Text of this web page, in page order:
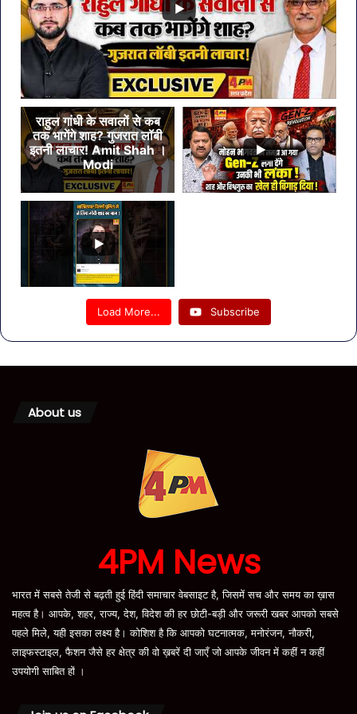
राहुल गांधी के सवालों से कब
तक भागेंगे शाह? गुजरात लॉबी
इतनी लाचार! Amit Shah ।
Modi
Load More... Subscribe
About us
4PM News
भारत में सबसे तेजी से बढ़ती हुई हिंदी समाचार वेबसाइट है, जिसमें सच और समय का ख़ास
महत्व है। आपके, शहर, राज्य, देश, विदेश की हर छोटी-बड़ी और जरूरी खबर आपको सबसे
पहले मिले, यही इसका लक्ष्य है। कोशिश है कि आपको घटनात्मक, मनोरंजन, नौकरी,
लाइफस्टाइल, फैशन जैसे हर क्षेत्र की वो ख़बरें दी जाएँ जो आपके जीवन में कहीं न कहीं
उपयोगी साबित हों ।